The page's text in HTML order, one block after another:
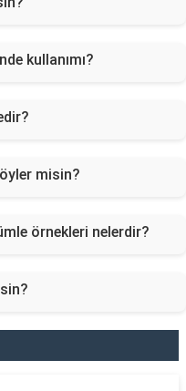
kullanımı?
misin?
örnekleri nelerdir?